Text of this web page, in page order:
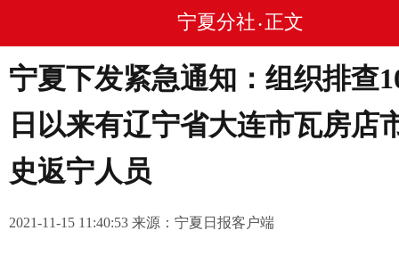
宁夏分社 • 正文
宁夏下发紧急通知：组织排查
日以来有辽宁省大连市瓦房店
史返宁人员
2021-11-15 11:40:53 来源：宁夏日报客户端